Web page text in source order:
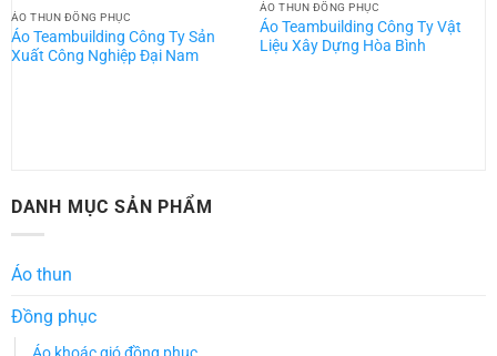
ÁO THUN ĐỒNG PHỤC
Áo Teambuilding Công Ty Sản
Xuất Công Nghiệp Đại Nam
ÁO THUN ĐỒNG PHỤC
Áo Teambuilding Công Ty Vật
Liệu Xây Dựng Hòa Bình
DANH MỤC SẢN PHẨM
Áo thun
Đồng phục